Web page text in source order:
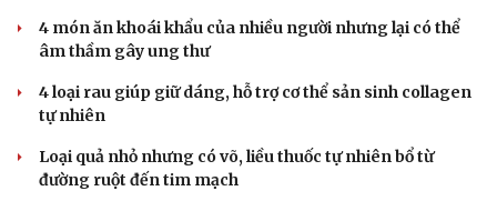
4 món ăn khoái khẩu của nhiều người nhưng lại có thể
âm thầm gây ung thư
4 loại rau giúp giữ dáng, hỗ trợ cơ thể sản sinh collagen
tự nhiên
Loại quả nhỏ nhưng có võ, liều thuốc tự nhiên bổ từ
đường ruột đến tim mạch